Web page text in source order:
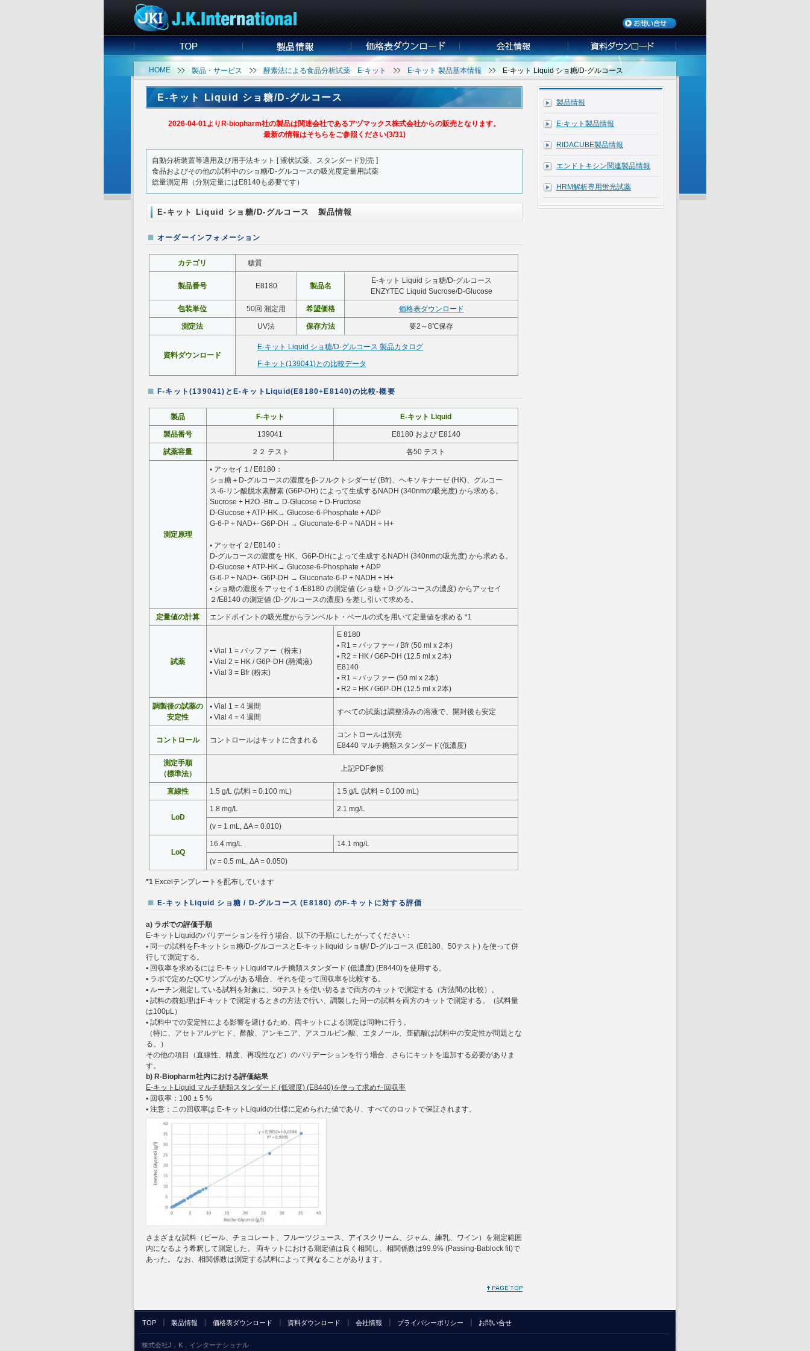
HOME 製品・サービス 酵素法による食品分析試薬 E-キット E-キット 製品基本情報 E-キット Liquid ショ糖/D-グルコース
E-キット Liquid ショ糖/D-グルコース
2026-04-01よりR-biopharm社の製品は関連会社であるアヅマックス株式会社からの販売となります。
最新の情報はそちらをご参照ください(3/31)
自動分析装置等適用及び用手法キット [ 液状試薬、スタンダード別売 ]
食品およびその他の試料中のショ糖/D-グルコースの吸光度定量用試薬
総量測定用（分別定量にはE8140も必要です）
E-キット Liquid ショ糖/D-グルコース 製品情報
オーダーインフォメーション
カテゴリ 糖質
製品番号 E8180 製品名
E-キット Liquid ショ糖/D-グルコース
ENZYTEC Liquid Sucrose/D-Glucose
包装単位 50回 測定用 希望価格 価格表ダウンロード
測定法 UV法 保存方法 要2～8℃保存
資料ダウンロード
E-キット Liquid ショ糖/D-グルコース 製品カタログ
F-キット(139041)との比較データ
F-キット(139041)とE-キットLiquid(E8180+E8140)の比較-概要
製品 F-キット E-キット Liquid
製品番号 139041 E8180 および E8140
試薬容量 ２２ テスト 各50 テスト
測定原理
▪ アッセイ１/ E8180：
ショ糖＋D-グルコースの濃度をβ-フルクトシダーゼ (Bfr)、ヘキソキナーゼ (HK)、グルコー
ス-6-リン酸脱水素酵素 (G6P-DH) によって生成するNADH (340nmの吸光度) から求める。
Sucrose + H2O -Bfr→ D-Glucose + D-Fructose
D-Glucose + ATP-HK→ Glucose-6-Phosphate + ADP
G-6-P + NAD+- G6P-DH → Gluconate-6-P + NADH + H+
▪ アッセイ２/ E8140：
D-グルコースの濃度を HK、G6P-DHによって生成するNADH (340nmの吸光度) から求める。
D-Glucose + ATP-HK→ Glucose-6-Phosphate + ADP
G-6-P + NAD+- G6P-DH → Gluconate-6-P + NADH + H+
▪ ショ糖の濃度をアッセイ１/E8180 の測定値 (ショ糖＋D-グルコースの濃度) からアッセイ
２/E8140 の測定値 (D-グルコースの濃度) を差し引いて求める。
定量値の計算 エンドポイントの吸光度からランベルト・ベールの式を用いて定量値を求める *1
試薬
▪ Vial 1 = バッファー（粉末）
▪ Vial 2 = HK / G6P-DH (懸濁液)
▪ Vial 3 = Bfr (粉末)
E 8180
▪ R1 = バッファー / Bfr (50 ml x 2本)
▪ R2 = HK / G6P-DH (12.5 ml x 2本)
E8140
▪ R1 = バッファー (50 ml x 2本)
▪ R2 = HK / G6P-DH (12.5 ml x 2本)
調製後の試薬の
安定性
▪ Vial 1 = 4 週間
▪ Vial 4 = 4 週間
すべての試薬は調整済みの溶液で、開封後も安定
コントロール コントロールはキットに含まれる
コントロールは別売
E8440 マルチ糖類スタンダード(低濃度)
測定手順
（標準法）
上記PDF参照
直線性 1.5 g/L (試料 = 0.100 mL) 1.5 g/L (試料 = 0.100 mL)
LoD
1.8 mg/L 2.1 mg/L
(v = 1 mL, ΔA = 0.010)
LoQ
16.4 mg/L 14.1 mg/L
(v = 0.5 mL, ΔA = 0.050)
*1 Excelテンプレートを配布しています
E-キットLiquid ショ糖 / D-グルコース (E8180) のF-キットに対する評価
a) ラボでの評価手順
E-キットLiquidのバリデーションを行う場合、以下の手順にしたがってください：
▪ 同一の試料をF-キットショ糖/D-グルコースとE-キットliquid ショ糖/ D-グルコース (E8180、50テスト) を使って併
行して測定する。
▪ 回収率を求めるには E-キットLiquidマルチ糖類スタンダード (低濃度) (E8440)を使用する。
▪ ラボで定めたQCサンプルがある場合、それを使って回収率を比較する。
▪ ルーチン測定している試料を対象に、50テストを使い切るまで両方のキットで測定する（方法間の比較）。
▪ 試料の前処理はF-キットで測定するときの方法で行い、調製した同一の試料を両方のキットで測定する。（試料量
は100μL）
▪ 試料中での安定性による影響を避けるため、両キットによる測定は同時に行う。
（特に、アセトアルデヒド、酢酸、アンモニア、アスコルビン酸、エタノール、亜硫酸は試料中の安定性が問題とな
る。）
その他の項目（直線性、精度、再現性など）のバリデーションを行う場合、さらにキットを追加する必要がありま
す。
b) R-Biopharm社内における評価結果
E-キットLiquid マルチ糖類スタンダード (低濃度) (E8440)を使って求めた回収率
▪ 回収率：100 ± 5 %
▪ 注意：この回収率は E-キットLiquidの仕様に定められた値であり、すべてのロットで保証されます。
さまざまな試料（ビール、チョコレート、フルーツジュース、アイスクリーム、ジャム、練乳、ワイン）を測定範囲
内になるよう希釈して測定した。 両キットにおける測定値は良く相関し、相関係数は99.9% (Passing-Bablock fit)で
あった。 なお、相関係数は測定する試料によって異なることがあります。
製品情報
E-キット製品情報
RIDACUBE製品情報
エンドトキシン関連製品情報
HRM解析専用蛍光試薬
TOP 製品情報 価格表ダウンロード 資料ダウンロード 会社情報 プライバシーポリシー お問い合せ
株式会社J．K．インターナショナル